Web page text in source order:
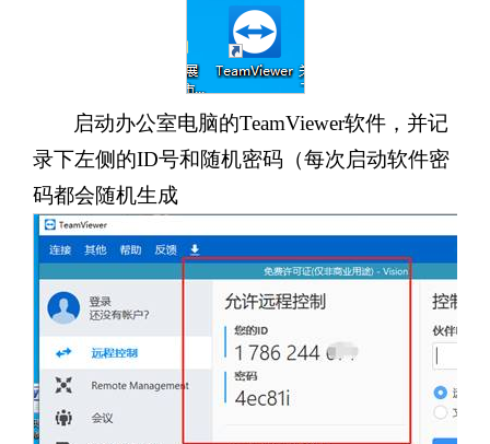
启动办公室电脑的TeamViewer软件，并记
录下左侧的ID号和随机密码（每次启动软件密
码都会随机生成